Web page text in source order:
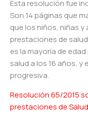
Esta resolución fue
Son 14 páginas que
que los niños, niñas
prestaciones de
es la mayoría de
salud a los 16 años,
progresiva.
Resolución 65/2015
prestaciones de Salud